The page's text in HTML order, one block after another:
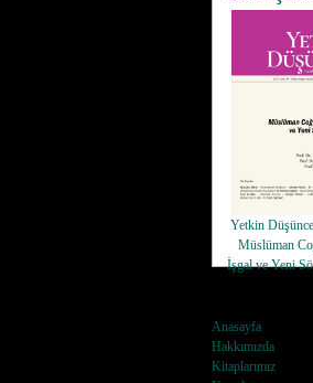
Yetkin
Müslüman
İşgal ve Yeni
Anasayfa
Hakkımızda
Kitaplarımız